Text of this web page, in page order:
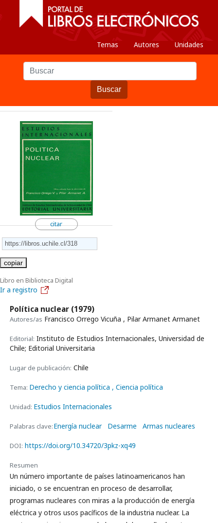
Temas Autores Unidades
Buscar
citar
copiar
Libro en Biblioteca Digital
Ir a registro
Política nuclear (1979)
Autores/as Francisco Orrego Vicuña , Pilar Armanet Armanet
Editorial: Instituto de Estudios Internacionales, Universidad de
Chile; Editorial Universitaria
Lugar de publicación: Chile
Tema: Derecho y ciencia política , Ciencia política
Unidad: Estudios Internacionales
Palabras clave:Energía nuclear Desarme Armas nucleares
DOI: https://doi.org/10.34720/3pkz-xq49
Resumen
Un número importante de países latinoamericanos han
iniciado, o se encuentran en proceso de desarrollar,
programas nucleares con miras a la producción de energía
eléctrica y otros usos pacíficos de la industria nuclear. La